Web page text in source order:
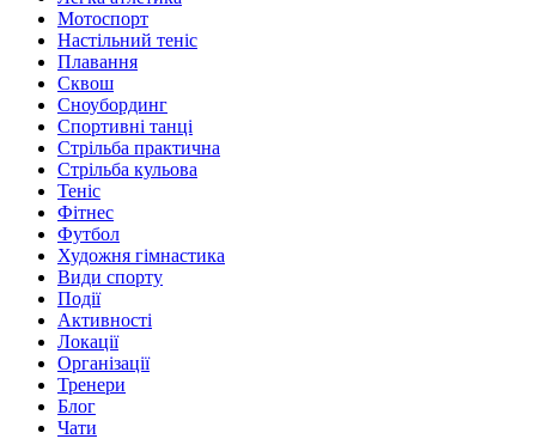
Мотоспорт
Настільний теніс
Плавання
Сквош
Сноубординг
Спортивні танці
Стрільба практична
Стрільба кульова
Теніс
Фітнес
Футбол
Художня гімнастика
Види спорту
Події
Активності
Локації
Організації
Тренери
Блог
Чати